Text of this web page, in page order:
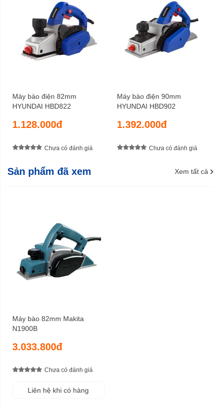
Máy bào điện 82mm
HYUNDAI HBD822
1.128.000đ
Chưa có đánh giá
Máy bào điện 90mm
HYUNDAI HBD902
1.392.000đ
Chưa có đánh giá
Sản phẩm đã xem Xem tất cả
Máy bào 82mm Makita
N1900B
3.033.800đ
Chưa có đánh giá
Liên hệ khi có hàng